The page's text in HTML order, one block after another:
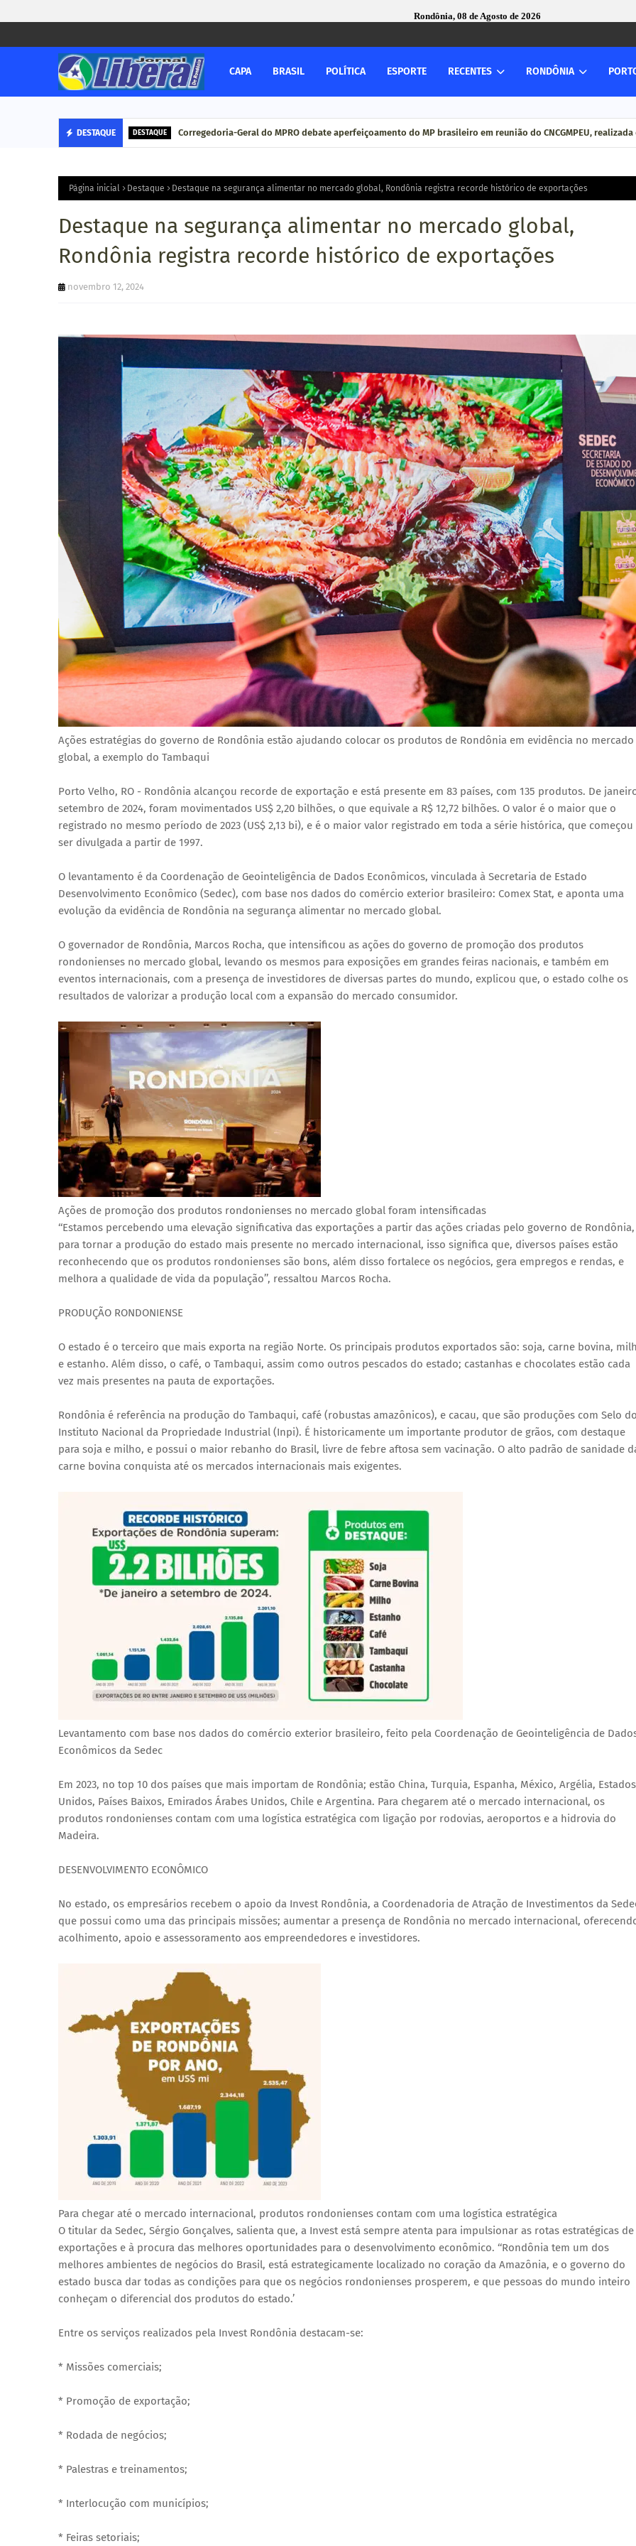
Rondônia, 08 de Agosto de 2026
CAPA BRASIL POLÍTICA ESPORTE RECENTES RONDÔNIA
DESTAQUE DESTAQUE Corregedoria-Geral do MPRO debate aperfeiçoamento do MP brasileiro em reunião do CNCGMPEU,
Página inicial Destaque Destaque na segurança alimentar no mercado global, Rondônia registra recorde histórico de exportações
Destaque na segurança alimentar no mercado global,
Rondônia registra recorde histórico de exportações
novembro 12, 2024
Ações estratégias do governo de Rondônia estão ajudando colocar os produtos de Rondônia em evidência no mercado
global, a exemplo do Tambaqui
Porto Velho, RO - Rondônia alcançou recorde de exportação e está presente em 83 países, com 135 produtos. De
setembro de 2024, foram movimentados US$ 2,20 bilhões, o que equivale a R$ 12,72 bilhões. O valor é o maior que o
registrado no mesmo período de 2023 (US$ 2,13 bi), e é o maior valor registrado em toda a série histórica, que começou
ser divulgada a partir de 1997.
O levantamento é da Coordenação de Geointeligência de Dados Econômicos, vinculada à Secretaria de Estado
Desenvolvimento Econômico (Sedec), com base nos dados do comércio exterior brasileiro: Comex Stat, e aponta uma
evolução da evidência de Rondônia na segurança alimentar no mercado global.
O governador de Rondônia, Marcos Rocha, que intensificou as ações do governo de promoção dos produtos
rondonienses no mercado global, levando os mesmos para exposições em grandes feiras nacionais, e também em
eventos internacionais, com a presença de investidores de diversas partes do mundo, explicou que, o estado colhe os
resultados de valorizar a produção local com a expansão do mercado consumidor.
Ações de promoção dos produtos rondonienses no mercado global foram intensificadas
‘‘Estamos percebendo uma elevação significativa das exportações a partir das ações criadas pelo governo de Rondônia,
para tornar a produção do estado mais presente no mercado internacional, isso significa que, diversos países estão
reconhecendo que os produtos rondonienses são bons, além disso fortalece os negócios, gera empregos e rendas, e
melhora a qualidade de vida da população’’, ressaltou Marcos Rocha.
PRODUÇÃO RONDONIENSE
O estado é o terceiro que mais exporta na região Norte. Os principais produtos exportados são: soja, carne bovina,
e estanho. Além disso, o café, o Tambaqui, assim como outros pescados do estado; castanhas e chocolates estão cada
vez mais presentes na pauta de exportações.
Rondônia é referência na produção do Tambaqui, café (robustas amazônicos), e cacau, que são produções com Selo
Instituto Nacional da Propriedade Industrial (Inpi). É historicamente um importante produtor de grãos, com destaque
para soja e milho, e possui o maior rebanho do Brasil, livre de febre aftosa sem vacinação. O alto padrão de sanidade
carne bovina conquista até os mercados internacionais mais exigentes.
Levantamento com base nos dados do comércio exterior brasileiro, feito pela Coordenação de Geointeligência de
Econômicos da Sedec
Em 2023, no top 10 dos países que mais importam de Rondônia; estão China, Turquia, Espanha, México, Argélia, Estados
Unidos, Países Baixos, Emirados Árabes Unidos, Chile e Argentina. Para chegarem até o mercado internacional, os
produtos rondonienses contam com uma logística estratégica com ligação por rodovias, aeroportos e a hidrovia do
Madeira.
DESENVOLVIMENTO ECONÔMICO
No estado, os empresários recebem o apoio da Invest Rondônia, a Coordenadoria de Atração de Investimentos da
que possui como uma das principais missões; aumentar a presença de Rondônia no mercado internacional,
acolhimento, apoio e assessoramento aos empreendedores e investidores.
Para chegar até o mercado internacional, produtos rondonienses contam com uma logística estratégica
O titular da Sedec, Sérgio Gonçalves, salienta que, a Invest está sempre atenta para impulsionar as rotas estratégicas de
exportações e à procura das melhores oportunidades para o desenvolvimento econômico. ‘‘Rondônia tem um dos
melhores ambientes de negócios do Brasil, está estrategicamente localizado no coração da Amazônia, e o governo do
estado busca dar todas as condições para que os negócios rondonienses prosperem, e que pessoas do mundo inteiro
conheçam o diferencial dos produtos do estado.’
Entre os serviços realizados pela Invest Rondônia destacam-se:
* Missões comerciais;
* Promoção de exportação;
* Rodada de negócios;
* Palestras e treinamentos;
* Interlocução com municípios;
* Feiras setoriais;